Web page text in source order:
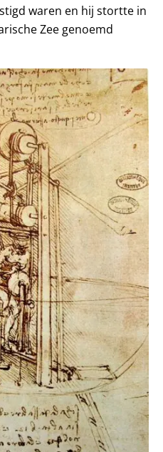
waren en hij stortte in
Zee genoemd